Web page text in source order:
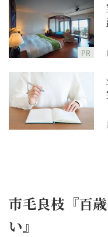
PR
市毛良枝『百
い』